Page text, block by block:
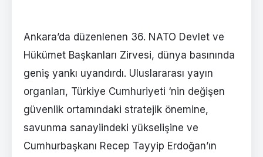
Ankara’da düzenlenen 36. NATO Devlet ve
Hükümet Başkanları Zirvesi, dünya basınında
geniş yankı uyandırdı. Uluslararası yayın
organları, Türkiye Cumhuriyeti ‘nin değişen
güvenlik ortamındaki stratejik önemine,
savunma sanayiindeki yükselişine ve
Cumhurbaşkanı Recep Tayyip Erdoğan’ın